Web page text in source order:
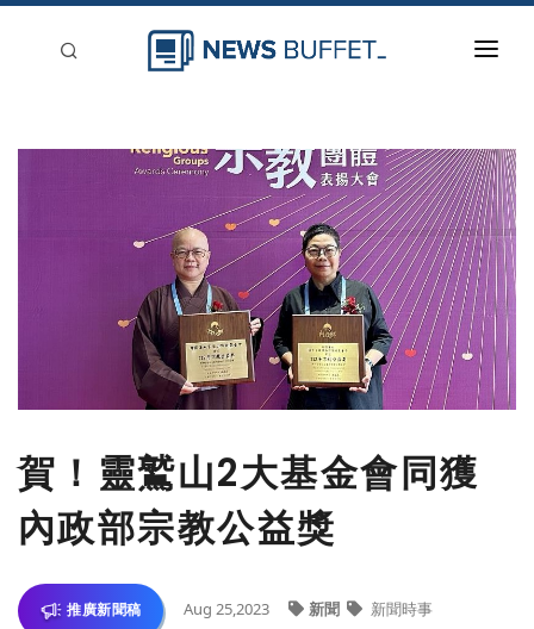
賀！靈鷲山2大基金會同獲
內政部宗教公益獎
推廣新聞稿 Aug 25,2023 新聞 新聞時事